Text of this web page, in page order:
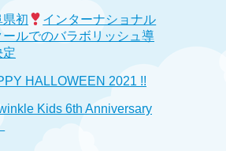
県初
インターナショナル
ールでのバラボリッシュ導
定
HALLOWEEN 2021 !!
Kids 6th Anniversary